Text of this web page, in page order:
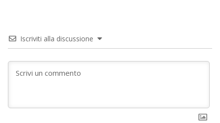
Iscriviti alla discussione